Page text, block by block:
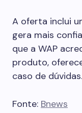
A oferta inclui
gera mais
que a WAP
produto,
caso de dúvidas.
Fonte: Bnews